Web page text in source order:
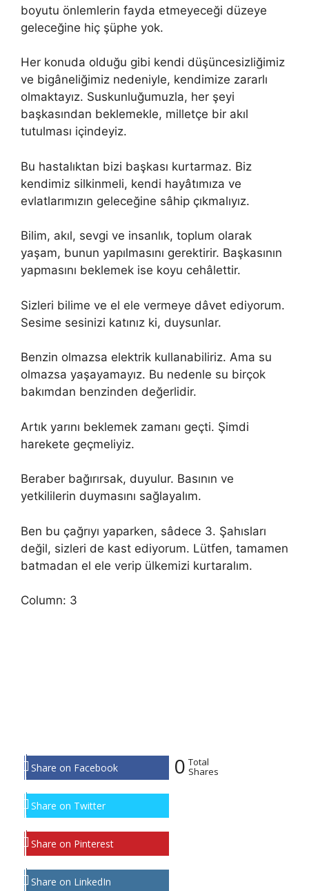
boyutu önlemlerin fayda etmeyeceği düzeye
geleceğine hiç şüphe yok.
Her konuda olduğu gibi kendi düşüncesizliğimiz
ve bigâneliğimiz nedeniyle, kendimize zararlı
olmaktayız. Suskunluğumuzla, her şeyi
başkasından beklemekle, milletçe bir akıl
tutulması içindeyiz.
Bu hastalıktan bizi başkası kurtarmaz. Biz
kendimiz silkinmeli, kendi hayâtımıza ve
evlatlarımızın geleceğine sâhip çıkmalıyız.
Bilim, akıl, sevgi ve insanlık, toplum olarak
yaşam, bunun yapılmasını gerektirir. Başkasının
yapmasını beklemek ise koyu cehâlettir.
Sizleri bilime ve el ele vermeye dâvet ediyorum.
Sesime sesinizi katınız ki, duysunlar.
Benzin olmazsa elektrik kullanabiliriz. Ama su
olmazsa yaşayamayız. Bu nedenle su birçok
bakımdan benzinden değerlidir.
Artık yarını beklemek zamanı geçti. Şimdi
harekete geçmeliyiz.
Beraber bağırırsak, duyulur. Basının ve
yetkililerin duymasını sağlayalım.
Ben bu çağrıyı yaparken, sâdece 3. Şahısları
değil, sizleri de kast ediyorum. Lütfen, tamamen
batmadan el ele verip ülkemizi kurtaralım.
Column: 3
Share on Facebook
Share on Twitter
Share on Pinterest
Share on LinkedIn
0 Total
Shares